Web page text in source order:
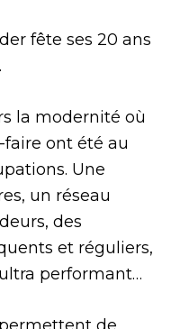
fête ses 20 ans
la modernité où
faire ont été au
Une
un réseau
des
et réguliers,
performant…